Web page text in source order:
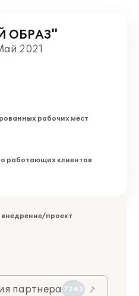
ОБРАЗ"
2021
рабочих мест
работающих клиентов
проект
партнера 7243